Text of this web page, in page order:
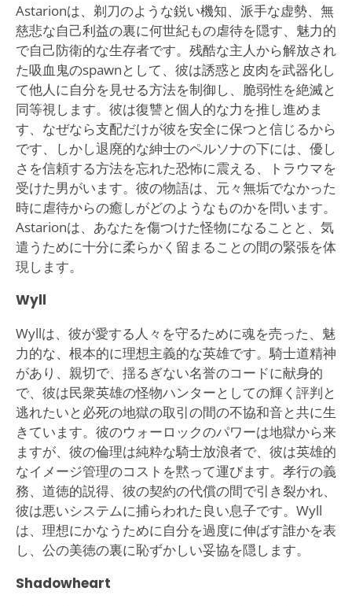
Astarionは、剃刀のような鋭い機知、派手な虚勢、無
慈悲な自己利益の裏に何世紀もの虐待を隠す、魅力的
で自己防衛的な生存者です。残酷な主人から解放され
た吸血鬼のspawnとして、彼は誘惑と皮肉を武器化し
て他人に自分を見せる方法を制御し、脆弱性を絶滅と
同等視します。彼は復讐と個人的な力を推し進めま
す、なぜなら支配だけが彼を安全に保つと信じるから
です、しかし退廃的な紳士のペルソナの下には、優し
さを信頼する方法を忘れた恐怖に震える、トラウマを
受けた男がいます。彼の物語は、元々無垢でなかった
時に虐待からの癒しがどのようなものかを問います。
Astarionは、あなたを傷つけた怪物になることと、気
遣うために十分に柔らかく留まることの間の緊張を体
現します。
Wyll
Wyllは、彼が愛する人々を守るために魂を売った、魅
力的な、根本的に理想主義的な英雄です。騎士道精神
があり、親切で、揺るぎない名誉のコードに献身的
で、彼は民衆英雄の怪物ハンターとしての輝く評判と
逃れたいと必死の地獄の取引の間の不協和音と共に生
きています。彼のウォーロックのパワーは地獄から来
ますが、彼の倫理は純粋な騎士放浪者で、彼は英雄的
なイメージ管理のコストを黙って運びます。孝行の義
務、道徳的説得、彼の契約の代償の間で引き裂かれ、
彼は悪いシステムに捕らわれた良い息子です。Wyll
は、理想にかなうために自分を過度に伸ばす誰かを表
し、公の美徳の裏に恥ずかしい妥協を隠します。
Shadowheart